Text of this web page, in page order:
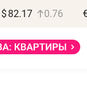
$ 82.17 0.76